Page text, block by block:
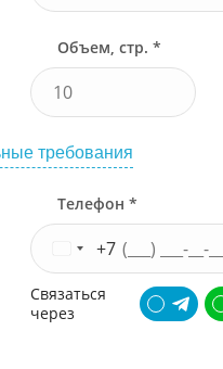
Объем, стр. *
требования
Телефон *
+7
Связаться
через